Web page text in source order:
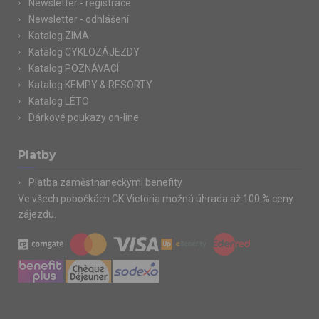
Newsletter - registrace
Newsletter - odhlášení
Katalog ZIMA
Katalog CYKLOZÁJEZDY
Katalog POZNÁVACÍ
Katalog KEMPY & RESORTY
Katalog LÉTO
Dárkové poukazy on-line
Platby
Platba zaměstnaneckými benefity
Ve všech pobočkách CK Victoria možná úhrada až 100 % ceny
zájezdu.